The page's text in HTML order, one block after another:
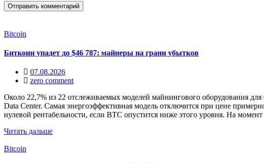
Bitcoin
Биткоин упадет до $46 787: майнеры на грани убытков
07.08.2026
zero comment
Около 22,7% из 22 отслеживаемых моделей майнингового оборудования
Data Center. Самая энергоэффективная модель отключится при цене
нулевой рентабельности, если BTC опустится ниже этого уровня. На
Читать дальше
Bitcoin